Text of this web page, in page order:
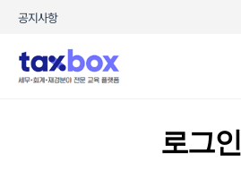
콘텐츠로
공지사항
로그인